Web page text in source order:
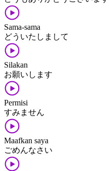
Sama-sama
どう​いたしまして
Silakan
お願いします
Permisi
すみません
Maafkan saya
ごめんなさい